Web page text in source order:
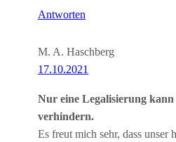
Antworten
M. A. Haschberg
17.10.2021
Nur eine Legalisierung kann
verhindern.
Es freut mich sehr, dass unser